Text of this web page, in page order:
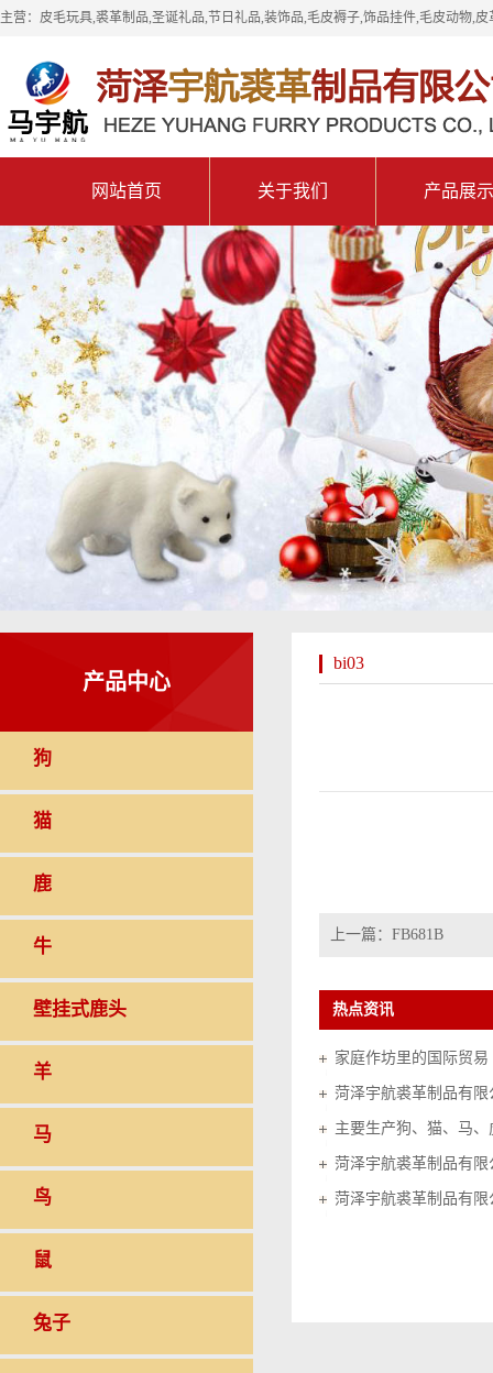
主营：皮毛玩具,裘革制品,圣诞礼品,节日礼品,装饰品,毛皮褥子,饰品挂件,毛皮动物,
网站首页 关于我们 产品展示
产品中心
狗
猫
鹿
牛
壁挂式鹿头
羊
马
鸟
鼠
兔子
bi03
上一篇： FB681B
热点资讯
家庭作坊里的国际贸易
菏泽宇航裘革制品有
菏泽宇航裘革制品有限
菏泽宇航裘革制品有限